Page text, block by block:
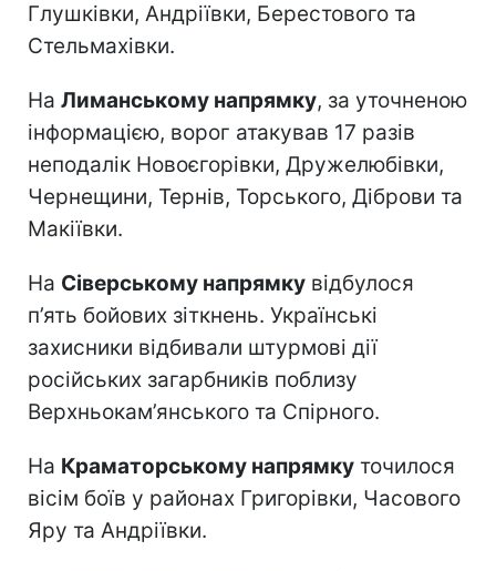
Глушківки, Андріївки, Берестового та
Стельмахівки.
На Лиманському напрямку, за уточненою
інформацією, ворог атакував 17 разів
неподалік Новоєгорівки, Дружелюбівки,
Чернещини, Тернів, Торського, Діброви та
Макіївки.
На Сіверському напрямку відбулося
п’ять бойових зіткнень. Українські
захисники відбивали штурмові дії
російських загарбників поблизу
Верхньокам’янського та Спірного.
На Краматорському напрямку точилося
вісім боїв у районах Григорівки, Часового
Яру та Андріївки.